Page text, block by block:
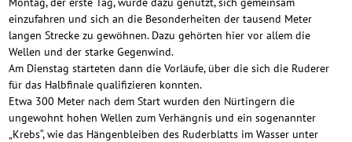
einzufahren und sich an die Besonderheiten der tausend Meter
langen Strecke zu gewöhnen. Dazu gehörten hier vor allem die
Wellen und der starke Gegenwind.
Am Dienstag starteten dann die Vorläufe, über die sich die Ruderer
für das Halbfinale qualifizieren konnten.
Etwa 300 Meter nach dem Start wurden den Nürtingern die
ungewohnt hohen Wellen zum Verhängnis und ein sogenannter
„Krebs“, wie das Hängenbleiben des Ruderblatts im Wasser unter